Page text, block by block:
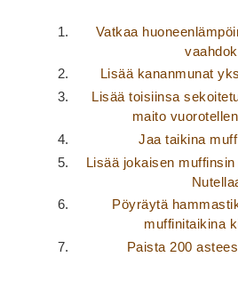
Vatkaa
Lisää kananmunat
Lisää toisiinsa
maito
Jaa taikina
Lisää jokaisen
Pöyräytä
muffinitaikina
Paista 200